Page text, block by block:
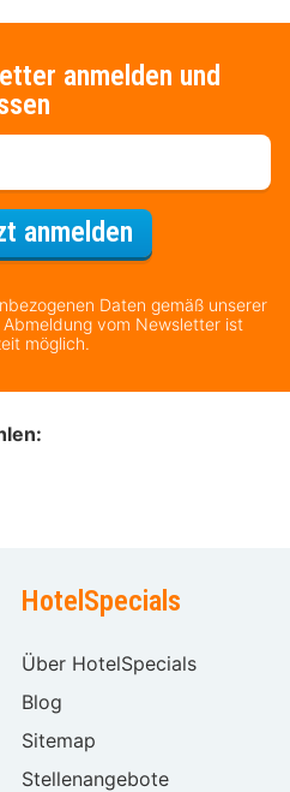
anmelden und
anmeldenFür den
Daten gemäß unserer
Abmeldung vom Newsletter ist
möglich.
HotelSpecials
Über HotelSpecials
Blog
Sitemap
Stellenangebote